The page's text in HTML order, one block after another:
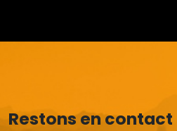
Restons en contact